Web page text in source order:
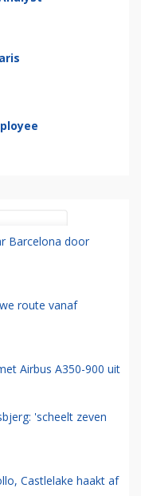
Barcelona door
route vanaf
Airbus A350-900 uit
'scheelt zeven
Castlelake haakt af